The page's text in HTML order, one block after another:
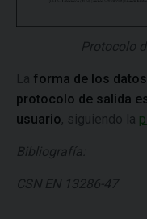
Protocolo
La forma de los
protocolo de salida
usuario, siguiendo la
Bibliografía:
CSN EN 13286-47